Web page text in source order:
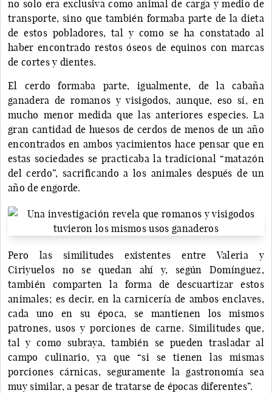
no solo era exclusiva como animal de carga y medio de
transporte, sino que también formaba parte de la dieta
de estos pobladores, tal y como se ha constatado al
haber encontrado restos óseos de equinos con marcas
de cortes y dientes.
El cerdo formaba parte, igualmente, de la cabaña
ganadera de romanos y visigodos, aunque, eso sí, en
mucho menor medida que las anteriores especies. La
gran cantidad de huesos de cerdos de menos de un año
encontrados en ambos yacimientos hace pensar que en
estas sociedades se practicaba la tradicional “matazón
del cerdo”, sacrificando a los animales después de un
año de engorde.
Pero las similitudes existentes entre Valeria y
Ciriyuelos no se quedan ahí y, según Domínguez,
también comparten la forma de descuartizar estos
animales; es decir, en la carnicería de ambos enclaves,
cada uno en su época, se mantienen los mismos
patrones, usos y porciones de carne. Similitudes que,
tal y como subraya, también se pueden trasladar al
campo culinario, ya que “si se tienen las mismas
porciones cárnicas, seguramente la gastronomía sea
muy similar, a pesar de tratarse de épocas diferentes”.